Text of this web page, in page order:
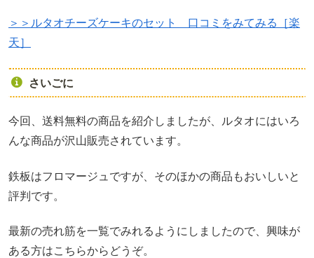
＞＞ルタオチーズケーキのセット 口コミをみてみる［楽
天］
さいごに
今回、送料無料の商品を紹介しましたが、ルタオにはいろ
んな商品が沢山販売されています。
鉄板はフロマージュですが、そのほかの商品もおいしいと
評判です。
最新の売れ筋を一覧でみれるようにしましたので、興味が
ある方はこちらからどうぞ。